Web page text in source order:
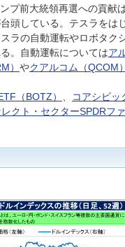
プ前大統領再選への貢献
頭している。テスラをは
ラの自動運転やロボタク
。自動運転についてはア
） やクアルコム（QCOM）
（BOTZ） コアシビッ
クト・セクターSPDRファ